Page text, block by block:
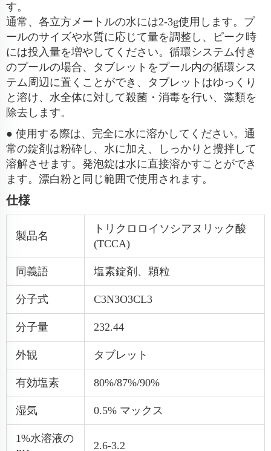
す。
通常、各立方メートルの水には2-3g使用します。プ
ールのサイズや水質に応じて量を調整し、ピーク時
には投入量を増やしてください。循環システム付き
のプールの場合、タブレットをプール内の循環シス
テム周辺に置くことができ、タブレットはゆっくり
と溶け、水全体に対して殺菌・消毒を行い、藻類を
除去します。
● 使用する際は、完全に水に溶かしてください。通
常の錠剤は粉砕し、水に加え、しっかりと攪拌して
溶解させます。発泡錠は水に直接溶かすことができ
ます。漂白粉と同じ範囲で使用されます。
仕様
製品名
トリクロロイソシアヌリック酸
(TCCA)
同義語 塩素錠剤、顆粒
分子式 C3N3O3CL3
分子量 232.44
外観 タブレット
有効塩素 80%/87%/90%
湿気 0.5% マックス
1%水溶液の
2.6-3.2